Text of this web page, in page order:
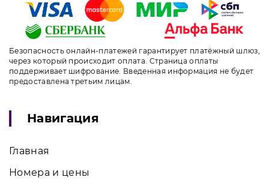
Безопасность онлайн-платежей гарантирует платёжный шлюз,
через который происходит оплата. Страница оплаты
поддерживает шифрование. Введенная информация не будет
предоставлена третьим лицам.
Навигация
Главная
Номера и цены